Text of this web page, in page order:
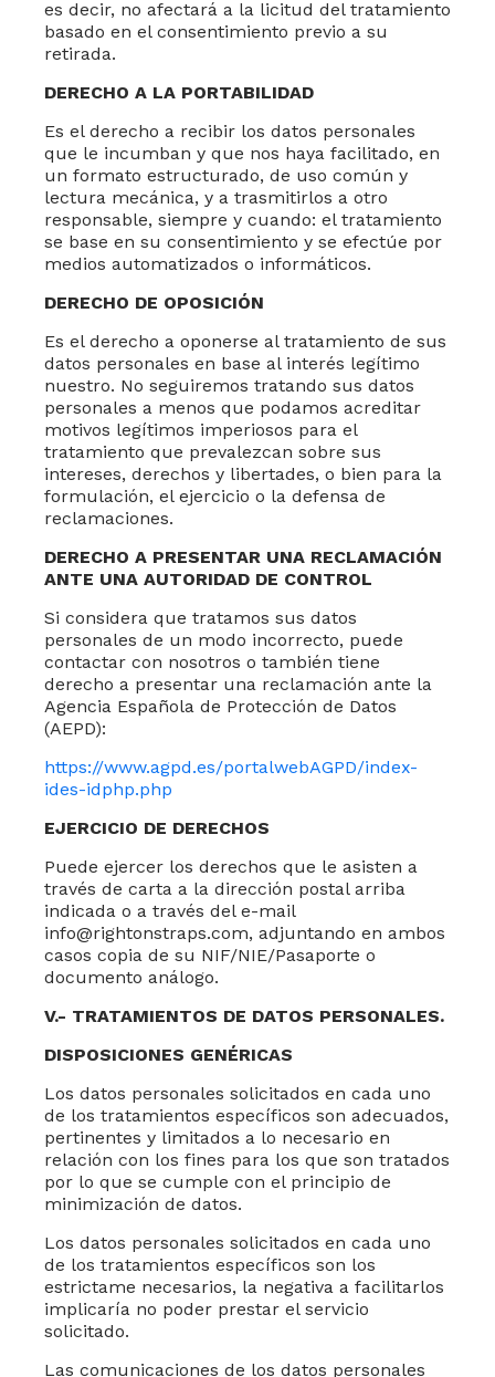
es decir, no afectará a la licitud del tratamiento
basado en el consentimiento previo a su
retirada.
DERECHO A LA PORTABILIDAD
Es el derecho a recibir los datos personales
que le incumban y que nos haya facilitado, en
un formato estructurado, de uso común y
lectura mecánica, y a trasmitirlos a otro
responsable, siempre y cuando: el tratamiento
se base en su consentimiento y se efectúe por
medios automatizados o informáticos.
DERECHO DE OPOSICIÓN
Es el derecho a oponerse al tratamiento de sus
datos personales en base al interés legítimo
nuestro. No seguiremos tratando sus datos
personales a menos que podamos acreditar
motivos legítimos imperiosos para el
tratamiento que prevalezcan sobre sus
intereses, derechos y libertades, o bien para la
formulación, el ejercicio o la defensa de
reclamaciones.
DERECHO A PRESENTAR UNA RECLAMACIÓN
ANTE UNA AUTORIDAD DE CONTROL
Si considera que tratamos sus datos
personales de un modo incorrecto, puede
contactar con nosotros o también tiene
derecho a presentar una reclamación ante la
Agencia Española de Protección de Datos
(AEPD):
https://www.agpd.es/portalwebAGPD/index-
ides-idphp.php
EJERCICIO DE DERECHOS
Puede ejercer los derechos que le asisten a
través de carta a la dirección postal arriba
indicada o a través del e-mail
info@rightonstraps.com, adjuntando en ambos
casos copia de su NIF/NIE/Pasaporte o
documento análogo.
V.- TRATAMIENTOS DE DATOS PERSONALES.
DISPOSICIONES GENÉRICAS
Los datos personales solicitados en cada uno
de los tratamientos específicos son adecuados,
pertinentes y limitados a lo necesario en
relación con los fines para los que son tratados
por lo que se cumple con el principio de
minimización de datos.
Los datos personales solicitados en cada uno
de los tratamientos específicos son los
estrictame necesarios, la negativa a facilitarlos
implicaría no poder prestar el servicio
solicitado.
Las comunicaciones de los datos personales